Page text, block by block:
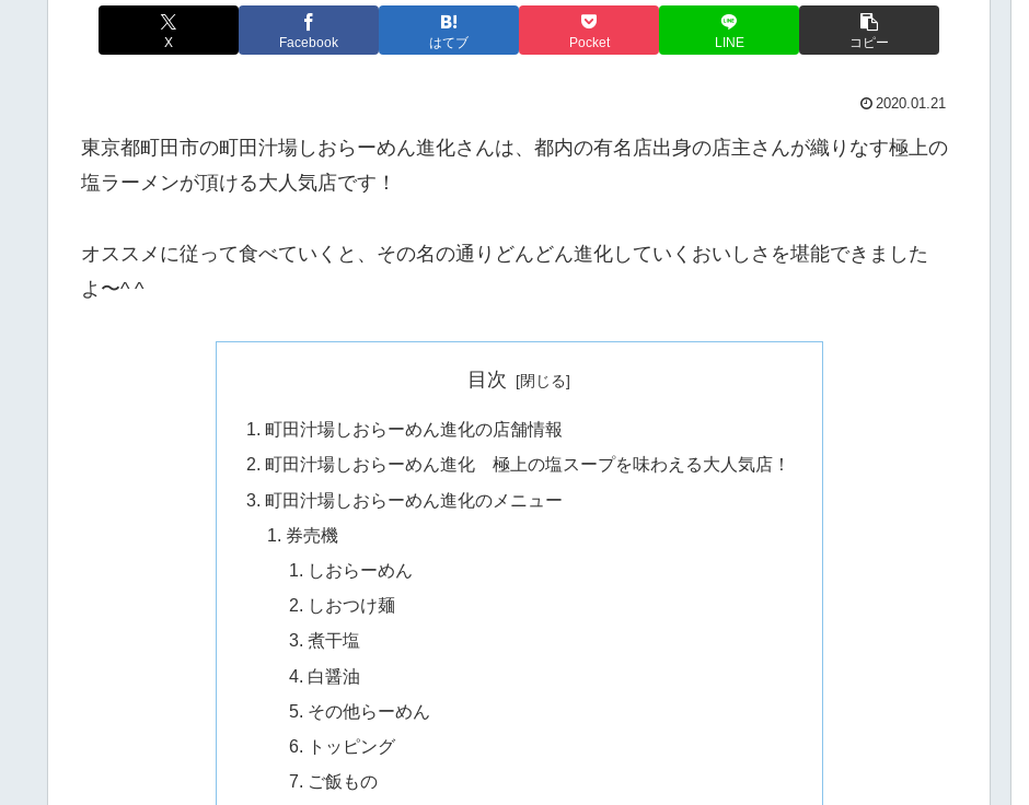
X Facebook はてブ Pocket LINE コピー
2020.01.21
東京都町田市の町田汁場しおらーめん進化さんは、都内の有名店出身の店主さんが織りなす極上の
塩ラーメンが頂ける大人気店です！
オススメに従って食べていくと、その名の通りどんどん進化していくおいしさを堪能できました
よ〜^ ^
目次
町田汁場しおらーめん進化の店舗情報
町田汁場しおらーめん進化 極上の塩スープを味わえる大人気店！
町田汁場しおらーめん進化のメニュー
券売機
しおらーめん
しおつけ麺
煮干塩
白醤油
その他らーめん
トッピング
ご飯もの